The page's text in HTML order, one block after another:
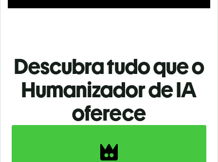
Descubra tudo que o
Humanizador de IA
oferece